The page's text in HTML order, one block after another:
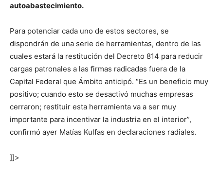
autoabastecimiento.
Para potenciar cada uno de estos sectores, se
dispondrán de una serie de herramientas, dentro de las
cuales estará la restitución del Decreto 814 para reducir
cargas patronales a las firmas radicadas fuera de la
Capital Federal que Ámbito anticipó. “Es un beneficio muy
positivo; cuando esto se desactivó muchas empresas
cerraron; restituir esta herramienta va a ser muy
importante para incentivar la industria en el interior”,
confirmó ayer Matías Kulfas en declaraciones radiales.
]]>